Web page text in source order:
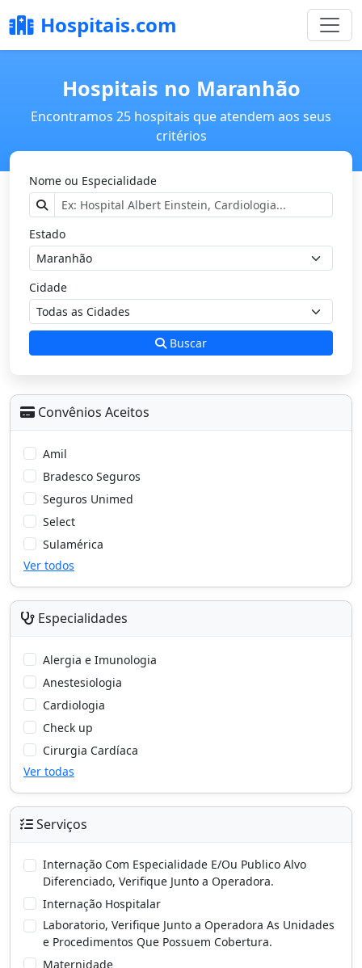
Hospitais.com
Hospitais no Maranhão
Encontramos 25 hospitais que atendem aos seus
critérios
Nome ou Especialidade
Estado
Cidade
Buscar
Convênios Aceitos
Amil
Bradesco Seguros
Seguros Unimed
Select
Sulamérica
Ver todos
Especialidades
Alergia e Imunologia
Anestesiologia
Cardiologia
Check up
Cirurgia Cardíaca
Ver todas
Serviços
Internação Com Especialidade E/Ou Publico Alvo
Diferenciado, Verifique Junto a Operadora.
Internação Hospitalar
Laboratorio, Verifique Junto a Operadora As Unidades
e Procedimentos Que Possuem Cobertura.
Maternidade